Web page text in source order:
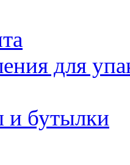
для
и бутылки